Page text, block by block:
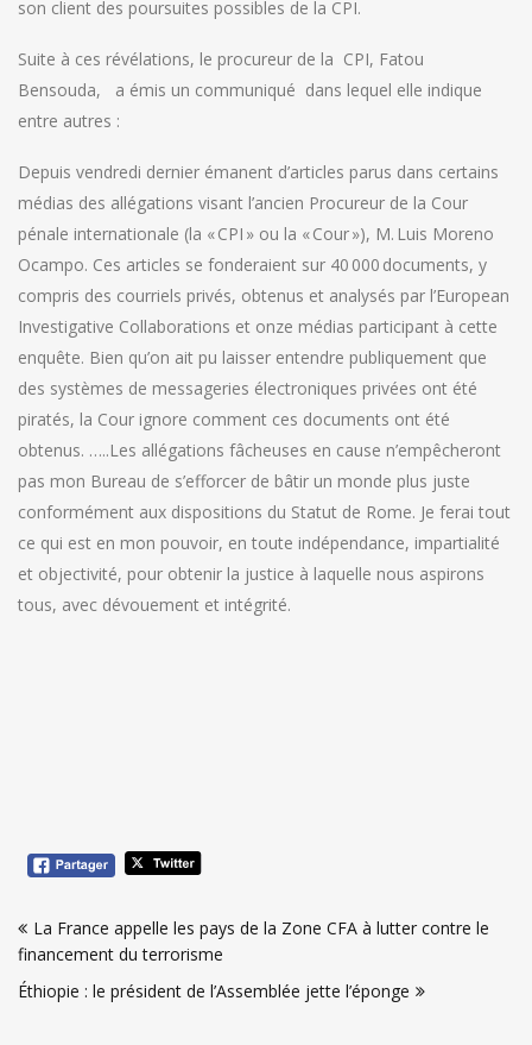
son client des poursuites possibles de la CPI.
Suite à ces révélations, le procureur de la CPI, Fatou
Bensouda, a émis un communiqué dans lequel elle indique
entre autres :
Depuis vendredi dernier émanent d’articles parus dans certains
médias des allégations visant l’ancien Procureur de la Cour
pénale internationale (la « CPI » ou la « Cour »), M. Luis Moreno
Ocampo. Ces articles se fonderaient sur 40 000 documents, y
compris des courriels privés, obtenus et analysés par l’European
Investigative Collaborations et onze médias participant à cette
enquête. Bien qu’on ait pu laisser entendre publiquement que
des systèmes de messageries électroniques privées ont été
piratés, la Cour ignore comment ces documents ont été
obtenus. …..Les allégations fâcheuses en cause n’empêcheront
pas mon Bureau de s’efforcer de bâtir un monde plus juste
conformément aux dispositions du Statut de Rome. Je ferai tout
ce qui est en mon pouvoir, en toute indépendance, impartialité
et objectivité, pour obtenir la justice à laquelle nous aspirons
tous, avec dévouement et intégrité.
de
l’article
La France appelle les pays de la Zone CFA à lutter contre le
financement du terrorisme
Éthiopie : le président de l’Assemblée jette l’éponge